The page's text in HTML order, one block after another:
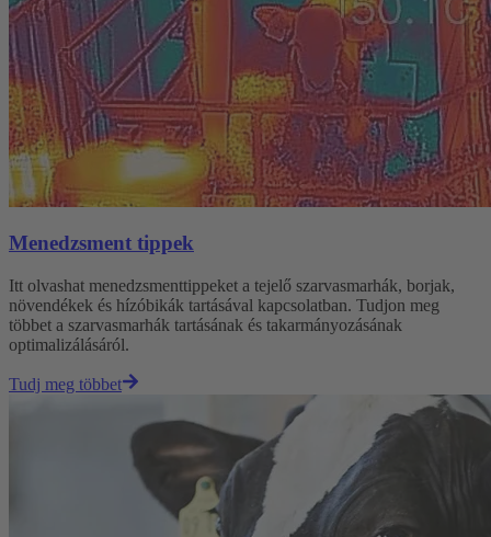
Menedzsment tippek
Itt olvashat menedzsmenttippeket a tejelő szarvasmarhák, borjak,
növendékek és hízóbikák tartásával kapcsolatban. Tudjon meg
többet a szarvasmarhák tartásának és takarmányozásának
optimalizálásáról.
Tudj meg többet